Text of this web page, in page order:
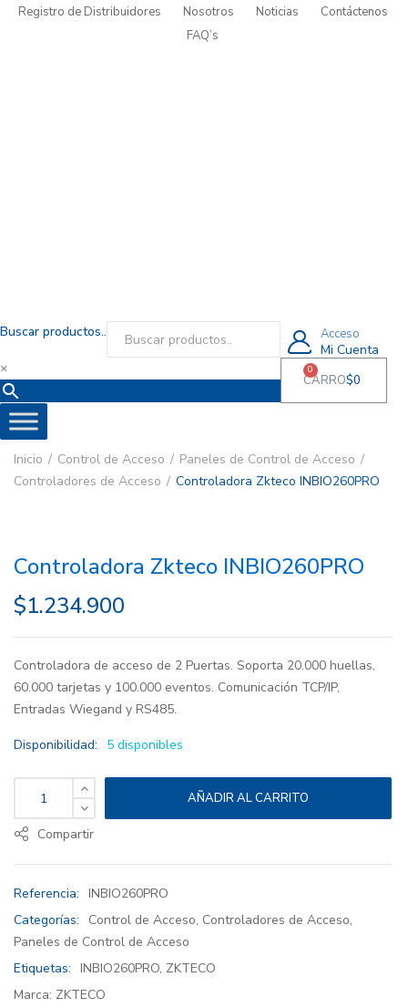
Registro de Distribuidores Nosotros Noticias
Contáctenos
FAQ’s
Buscar productos..
×
Acceso
Mi Cuenta
$0
0
CARRO
Inicio Control de Acceso
Paneles de Control de Acceso
Controladores de Acceso
Controladora Zkteco INBIO260PRO
Controladora Zkteco INBIO260PRO
$1.234.900
Controladora de acceso de 2 Puertas. Soporta 20.000 huellas,
60.000 tarjetas y 100.000 eventos. Comunicación TCP/IP,
Entradas Wiegand y RS485.
Disponibilidad: 5 disponibles
Controladora Zkteco INBIO260PRO cantidad
AÑADIR AL CARRITO
Compartir
Referencia: INBIO260PRO
Categorías:
Control de Acceso, Controladores de Acceso,
Paneles de Control de Acceso
Etiquetas: INBIO260PRO, ZKTECO
Marca: ZKTECO